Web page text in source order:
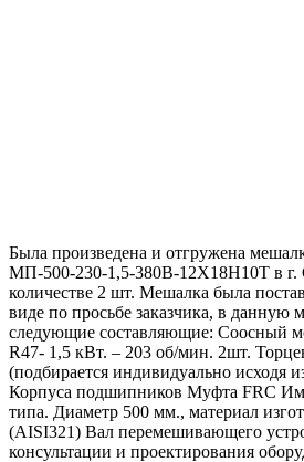
Была произведена и отгружена
МП-500-230-1,5-380В-12Х18Н10Т в г.
количестве 2 шт. Мешалка была
виде по просьбе заказчика, в данную
следующие составляющие: Соосный
R47- 1,5 кВт. – 203 об/мин. 2шт.
(подбирается индивидуально исходя
Корпуса подшипников Муфта FRC
типа. Диаметр 500 мм., материал
(AISI321) Вал перемешивающего
консультации и проектирования